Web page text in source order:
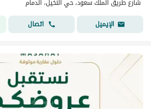
شارع طريق الملك سعود، حي النخيل، الدمام
الإيميل
اتصال